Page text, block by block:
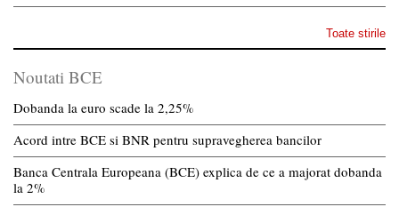
Toate stirile
Noutati BCE
Dobanda la euro scade la 2,25%
Acord intre BCE si BNR pentru supravegherea bancilor
Banca Centrala Europeana (BCE) explica de ce a majorat dobanda
la 2%